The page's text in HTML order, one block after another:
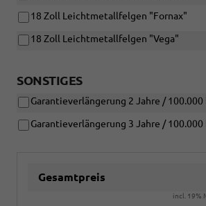
18 Zoll Leichtmetallfelgen "Fornax"
18 Zoll Leichtmetallfelgen "Vega"
SONSTIGES
Garantieverlängerung 2 Jahre / 100.000
Garantieverlängerung 3 Jahre / 100.000
Gesamtpreis
incl. 19%